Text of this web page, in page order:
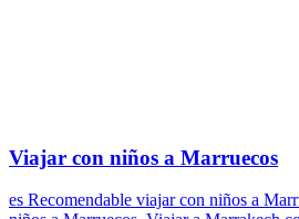
Viajar con niños a Marruecos
es Recomendable viajar con niños a